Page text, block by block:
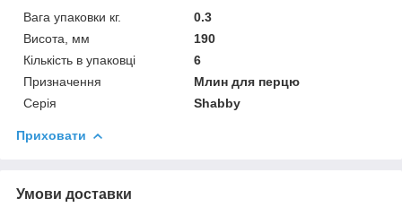
Вага упаковки кг.
0.3
Висота, мм
190
Кількість в упаковці
6
Призначення
Млин для перцю
Серія
Shabby
Приховати
Умови доставки